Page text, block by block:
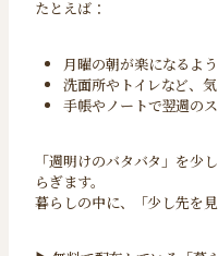
たとえば：
月曜の朝が楽になるよ
洗面所やトイレなど、
手帳やノートで翌週の
「週明けのバタバタ」を少
らぎます。
暮らしの中に、「少し先を